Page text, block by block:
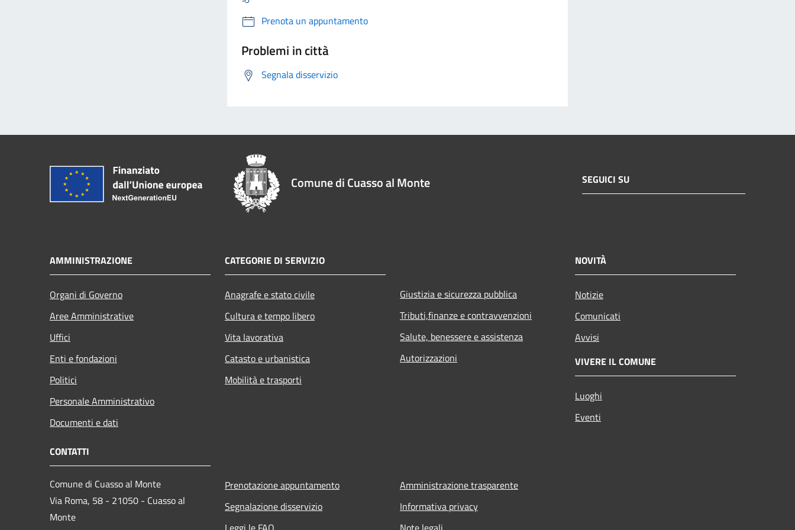
Prenota un appuntamento
Problemi in città
Segnala disservizio
Comune di Cuasso al Monte SEGUICI SU
AMMINISTRAZIONE
Organi di Governo
Aree Amministrative
Uffici
Enti e fondazioni
Politici
Personale Amministrativo
Documenti e dati
CATEGORIE DI SERVIZIO
Anagrafe e stato civile
Cultura e tempo libero
Vita lavorativa
Catasto e urbanistica
Mobilità e trasporti
Giustizia e sicurezza pubblica
Tributi,finanze e contravvenzioni
Salute, benessere e assistenza
Autorizzazioni
NOVITÀ
Notizie
Comunicati
Avvisi
VIVERE IL COMUNE
Luoghi
Eventi
CONTATTI
Comune di Cuasso al Monte
Via Roma, 58 - 21050 - Cuasso al
Monte
Prenotazione appuntamento
Segnalazione disservizio
Amministrazione trasparente
Informativa privacy